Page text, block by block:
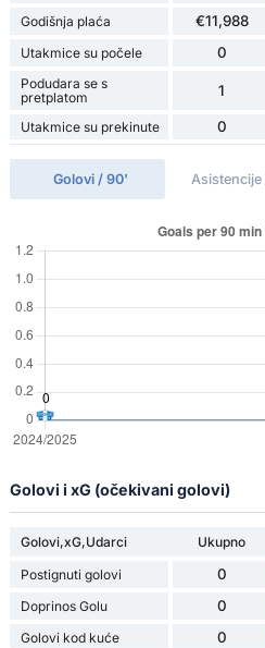
Godišnja plaća €11,988
Utakmice su počele 0
Podudara se s
pretplatom
1
Utakmice su prekinute 0
Golovi / 90'
Golovi i xG (očekivani golovi)
Golovi,xG,Udarci Ukupno
Postignuti golovi
0
Doprinos Golu 0
Golovi kod kuće 0